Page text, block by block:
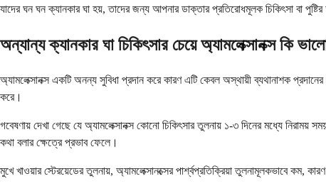
যাদের ঘন ঘন ক্যানকার ঘা হয়, তাদের জন্য আপনার ডাক্তার প্রতিরোধমূলক চিকিৎসা বা
অন্যান্য ক্যানকার ঘা চিকিৎসার চেয়ে অ্যামলেক্সানক্স কি
অ্যামলেক্সানক্স একটি অনন্য সুবিধা প্রদান করে কারণ এটি কেবল অস্থায়ী ব্যথানাশক
করে।
গবেষণায় দেখা গেছে যে অ্যামলেক্সানক্স কোনো চিকিৎসার তুলনায় ১-৩ দিনের মধ্যে
কথা বলার ক্ষেত্রে প্রভাব ফেলে।
মুখে খাওয়ার স্টেরয়েডের তুলনায়, অ্যামলেক্সানক্সের পার্শ্বপ্রতিক্রিয়া তুলনামূলকভাবে